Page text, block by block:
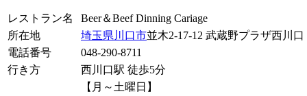
レストラン名
Beer＆Beef Dinning Cariage
所在地
埼玉県 川口市並木2-17-12 武蔵野プラザ西川口
電話番号
048-290-8711
行き方
西川口駅 徒歩5分
【月～土曜日】